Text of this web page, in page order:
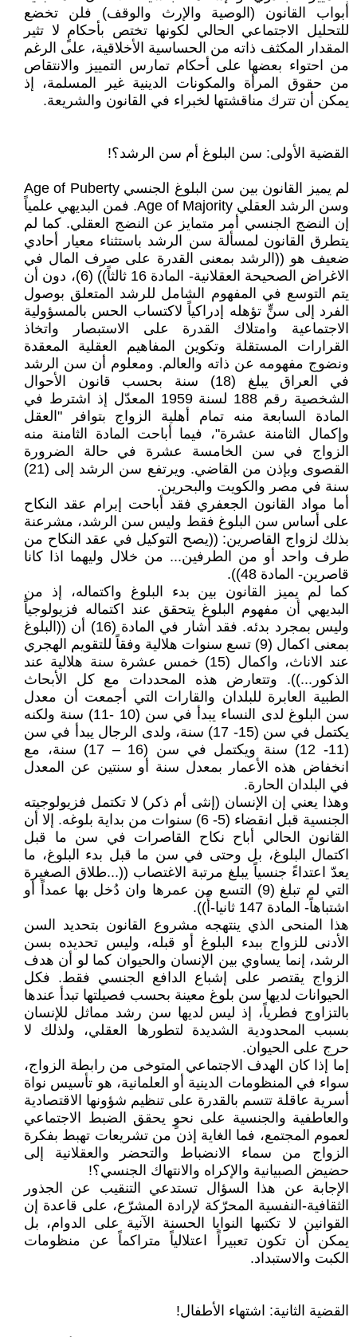
أبواب القانون (الوصية والإرث والوقف) فلن تخضع
للتحليل الاجتماعي الحالي لكونها تختص بأحكامٍ لا تثير
المقدار المكثف ذاته من الحساسية الأخلاقية، على الرغم
من احتواء بعضها على أحكام تمارس التمييز والانتقاص
من حقوق المرأة والمكونات الدينية غير المسلمة، إذ
يمكن أن تترك مناقشتها لخبراء في القانون والشريعة.
القضية الأولى: سن البلوغ أم سن الرشد؟!
لم يميز القانون بين سن البلوغ الجنسي Age of Puberty
وسن الرشد العقلي Age of Majority. فمن البديهي علمياً
إن النضج الجنسي أمر متمايز عن النضج العقلي. كما لم
يتطرق القانون لمسألة سن الرشد باستثناء معيار أحادي
ضعيف هو ((الرشد بمعنى القدرة على صرف المال في
الاغراض الصحيحة العقلانية- المادة 16 ثالثاً)) (6)، دون أن
يتم التوسع في المفهوم الشامل للرشد المتعلق بوصول
الفرد إلى سنٍّ تؤهله إدراكياً لاكتساب الحس بالمسؤولية
الاجتماعية وامتلاك القدرة على الاستبصار واتخاذ
القرارات المستقلة وتكوين المفاهيم العقلية المعقدة
ونضوج مفهومه عن ذاته والعالم. ومعلوم أن سن الرشد
في العراق يبلغ (18) سنة بحسب قانون الأحوال
الشخصية رقم 188 لسنة 1959 المعدّل إذ اشترط في
المادة السابعة منه تمام أهلية الزواج بتوافر "العقل
وإكمال الثامنة عشرة"، فيما أباحت المادة الثامنة منه
الزواج في سن الخامسة عشرة في حالة الضرورة
القصوى وبإذن من القاضي. ويرتفع سن الرشد إلى (21)
سنة في مصر والكويت والبحرين.
أما مواد القانون الجعفري فقد أباحت إبرام عقد النكاح
على أساس سن البلوغ فقط وليس سن الرشد، مشرعنة
بذلك لزواج القاصرين: ((يصح التوكيل في عقد النكاح من
طرف واحد أو من الطرفين... من خلال وليهما اذا كانا
قاصرين- المادة 48)).
كما لم يميز القانون بين بدء البلوغ واكتماله، إذ من
البديهي أن مفهوم البلوغ يتحقق عند اكتماله فزيولوجياً
وليس بمجرد بدئه. فقد أشار في المادة (16) أن ((البلوغ
بمعنى اكمال (9) تسع سنوات هلالية وفقاً للتقويم الهجري
عند الاناث، واكمال (15) خمس عشرة سنة هلالية عند
الذكور...)). وتتعارض هذه المحددات مع كل الأبحاث
الطبية العابرة للبلدان والقارات التي أجمعت أن معدل
سن البلوغ لدى النساء يبدأ في سن (10 -11) سنة ولكنه
يكتمل في سن (15- 17) سنة، ولدى الرجال يبدأ في سن
(11- 12) سنة ويكتمل في سن (16 – 17) سنة، مع
انخفاض هذه الأعمار بمعدل سنة أو سنتين عن المعدل
في البلدان الحارة.
وهذا يعني إن الإنسان (إنثى أم ذكر) لا تكتمل فزيولوجيته
الجنسية قبل انقضاء (5- 6) سنوات من بداية بلوغه. إلا أن
القانون الحالي أباح نكاح القاصرات في سن ما قبل
اكتمال البلوغ، بل وحتى في سن ما قبل بدء البلوغ، ما
يعدّ اعتداءً جنسياً يبلغ مرتبة الاغتصاب ((...طلاق الصغيرة
التي لم تبلغ (9) التسع من عمرها وان دُخل بها عمداً أو
اشتباهاً- المادة 147 ثانيا-أً)).
هذا المنحى الذي ينتهجه مشروع القانون بتحديد السن
الأدنى للزواج ببدء البلوغ أو قبله، وليس تحديده بسن
الرشد، إنما يساوي بين الإنسان والحيوان كما لو أن هدف
الزواج يقتصر على إشباع الدافع الجنسي فقط. فكل
الحيوانات لديها سن بلوغ معينة بحسب فصيلتها تبدأ عندها
بالتزاوج فطرياً، إذ ليس لديها سن رشد مماثل للإنسان
بسبب المحدودية الشديدة لتطورها العقلي، ولذلك لا
حرج على الحيوان.
إما إذا كان الهدف الاجتماعي المتوخى من رابطة الزواج،
سواء في المنظومات الدينية أو العلمانية، هو تأسيس نواة
أسرية عاقلة تتسم بالقدرة على تنظيم شؤونها الاقتصادية
والعاطفية والجنسية على نحوٍ يحقق الضبط الاجتماعي
لعموم المجتمع، فما الغاية إذن من تشريعات تهبط بفكرة
الزواج من سماء الانضباط والتحضر والعقلانية إلى
حضيض الصبيانية والإكراه والانتهاك الجنسي؟!
الإجابة عن هذا السؤال تستدعي التنقيب عن الجذور
الثقافية-النفسية المحرّكة لإرادة المشرّع، على قاعدة إن
القوانين لا تكتبها النوايا الحسنة الآنية على الدوام، بل
يمكن أن تكون تعبيراً اعتلالياً متراكماً عن منظومات
الكبت والاستبداد.
القضية الثانية: اشتهاء الأطفال!